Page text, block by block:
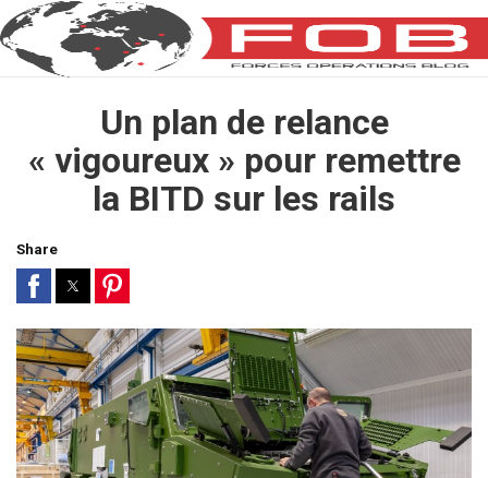
Un plan de relance
« vigoureux » pour remettre
la BITD sur les rails
Share